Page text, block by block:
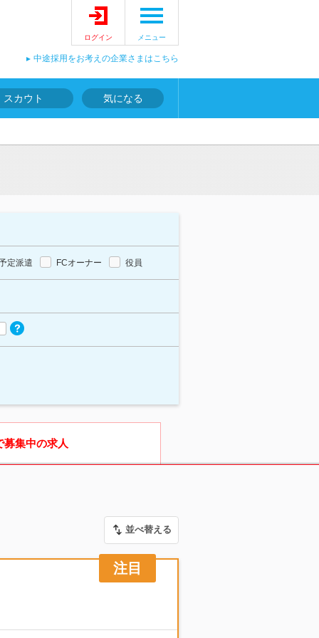
ログイン メニュー
中途採用をお考えの企業さまはこちら
スカウト 気になる
定派遣 FCオーナー 役員
募集中の求人
並べ替える